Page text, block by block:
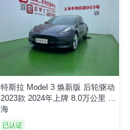
特斯拉 Model 3 焕新版 后轮驱动
2023款 2024年上牌 8.0万公里 上
海
已认证